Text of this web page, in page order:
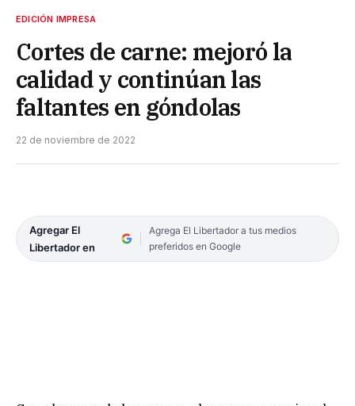
EDICIÓN IMPRESA
Cortes de carne: mejoró la
calidad y continúan las
faltantes en góndolas
22 de noviembre de 2022
Agregar El
Libertador en
Agrega El Libertador a tus medios
preferidos en Google